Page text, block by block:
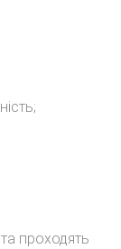
проходять